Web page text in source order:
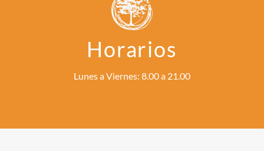
Horarios
Lunes a Viernes: 8.00 a 21.00